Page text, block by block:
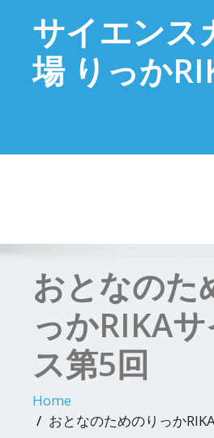
contentサイエンス
場 りっか
おとなのた
っかRIKA
ス第5回
Home
おとなのためのりっか